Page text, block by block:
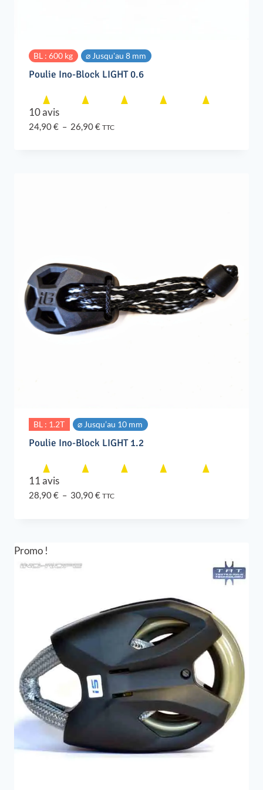
BL : 600 kg ⌀ Jusqu'au 8 mm
Poulie Ino-Block LIGHT 0.6
10 avis
24,90€ – 26,90€Plage
TTC
BL : 1.2T ⌀ Jusqu’au 10 mm
Poulie Ino-Block LIGHT 1.2
11 avis
28,90€ – 30,90€Plage
TTC
Promo !